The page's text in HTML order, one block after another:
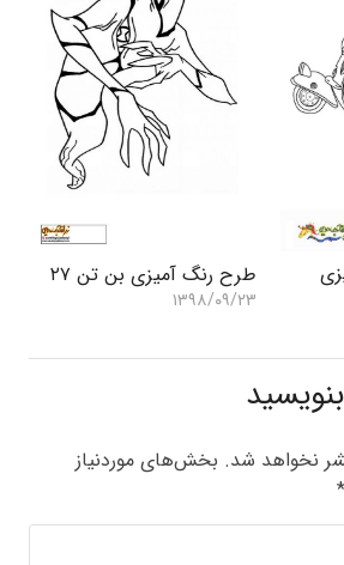
طرح رنگ آمیزی بن تن ۲۷
۱۳۹۸/۰۹/۲۳
نخواهد شد. بخش‌های موردنیاز
*